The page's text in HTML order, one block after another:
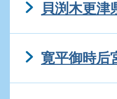
貝渕木更津
寛平御時后